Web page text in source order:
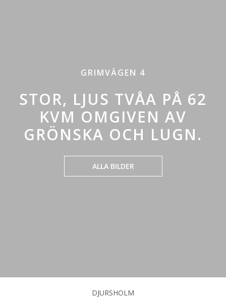
GRIMVÄGEN 4
STOR, LJUS TVÅA PÅ 62
KVM OMGIVEN AV
GRÖNSKA OCH LUGN.
ALLA BILDER
DJURSHOLM